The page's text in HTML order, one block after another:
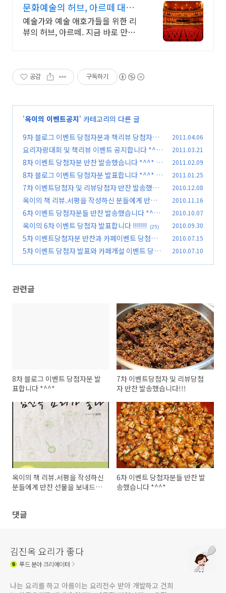
문화예술의 허브, 아르떼 대한민
국 문화예술 플랫폼
예술가와 예술 애호가들을 위한 리
뷰의 허브, 아르떼. 지금 바로 만나보
공감 구독하기
'옥이의 이벤트공지' 카테고리의 다른 글
9차 블로그 이벤트 당첨자분과 책리뷰 당첨자분
발표합니다~
(30)
2011.04.06
요리자랑대회 및 책리뷰 이벤트 공지합니다 *^^
* (21)
2011.03.21
8차 이벤트 당첨자분 반찬 발송했습니다 *^^*
(5
1)
2011.02.09
8차 블로그 이벤트 당첨자분 발표합니다 *^^*
(1
6)
2011.01.25
7차 이벤트당첨자 및 리뷰당첨자 반찬 발송했습
니다!!!
(29)
2010.12.08
옥이의 책 리뷰.서평을 작성하신 분들에게 반찬
선물을 보내드립니다 *^^* (25)
2010.11.16
6차 이벤트 당첨자분들 반찬 발송했습니다 *^^*
(28)
2010.10.07
옥이의 6차 이벤트 당첨자 발표합니다 !!!!!!! (25) 2010.09.30
5차 이벤트당첨자분 반찬과 카페이벤트 당첨자
반찬 보냈습니다. (42)
2010.07.15
5차 이벤트 당첨자 발표와 카페개설 이벤트 당첨
2010.07.10
관련글
8차 블로그 이벤트 당첨자분 발
표합니다 *^^*
7차 이벤트당첨자 및 리뷰당첨
자 반찬 발송했습니다!!!
옥이의 책 리뷰.서평을 작성하신
분들에게 반찬 선물을 보내드립
6차 이벤트 당첨자분들 반찬 발
송했습니다 *^^*
댓글
김진옥 요리가 좋다
푸드분야 크리에이터
나는 요리를 하고 아름이는 요리전수 받아 개발하고 건희